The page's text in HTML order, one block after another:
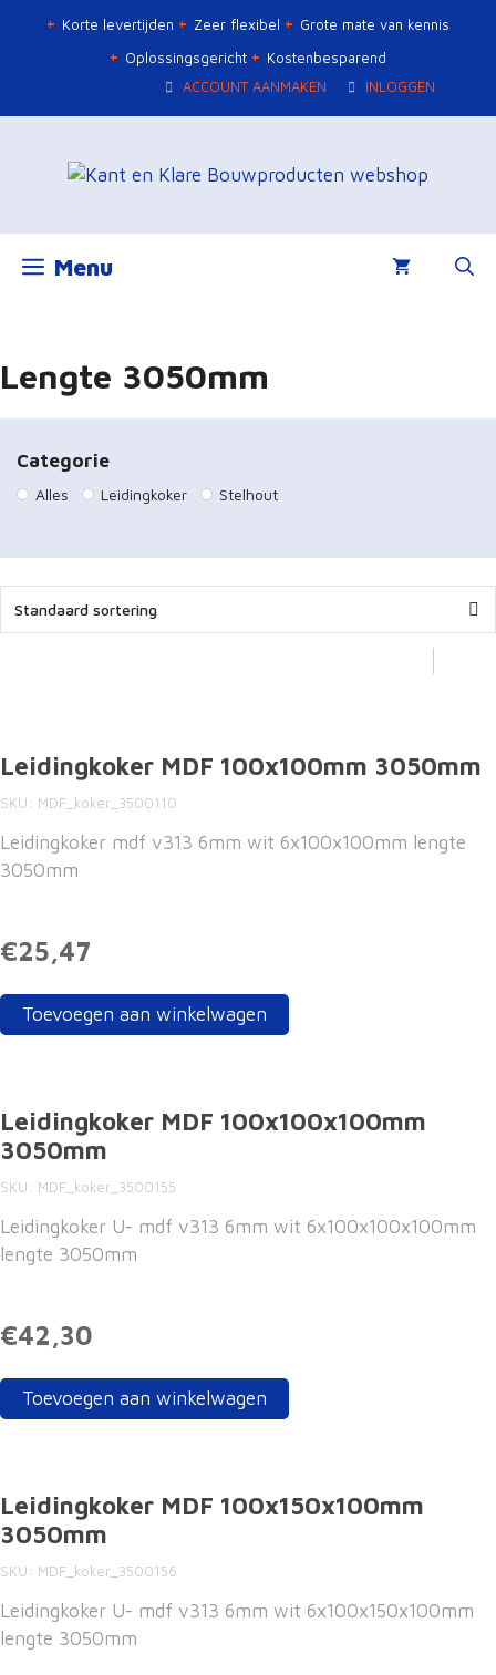
Korte levertijden Zeer flexibel
Grote mate van kennis
Oplossingsgericht
Kostenbesparend
ACCOUNT AANMAKEN
INLOGGEN
Menu
Lengte 3050mm
Categorie
Alles Leidingkoker Stelhout
Leidingkoker MDF 100x100mm 3050mm
SKU MDF_koker_3500110
Leidingkoker mdf v313 6mm wit 6x100x100mm lengte
3050mm
€25,47
Toevoegen aan winkelwagen
Leidingkoker MDF 100x100x100mm
3050mm
SKU MDF_koker_3500155
Leidingkoker U- mdf v313 6mm wit 6x100x100x100mm
lengte 3050mm
€42,30
Toevoegen aan winkelwagen
Leidingkoker MDF 100x150x100mm
3050mm
SKU MDF_koker_3500156
Leidingkoker U- mdf v313 6mm wit 6x100x150x100mm
lengte 3050mm